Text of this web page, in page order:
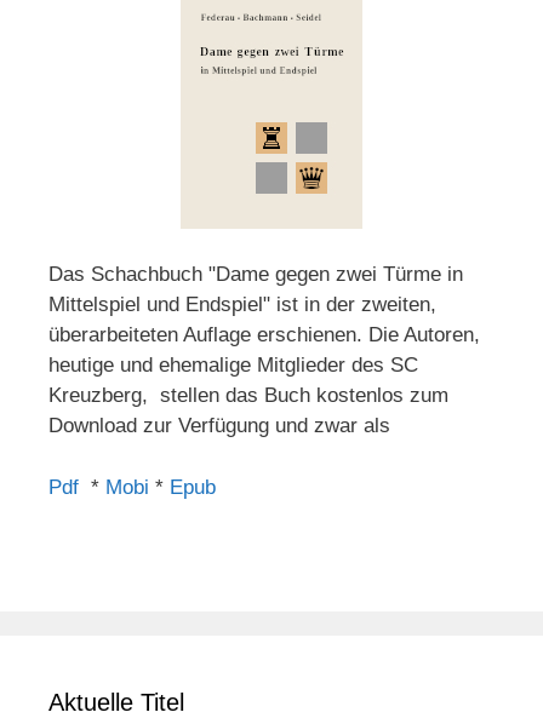
Das Schachbuch "Dame gegen zwei Türme in
Mittelspiel und Endspiel" ist in der zweiten,
überarbeiteten Auflage erschienen. Die Autoren,
heutige und ehemalige Mitglieder des SC
Kreuzberg, stellen das Buch kostenlos zum
Download zur Verfügung und zwar als
Pdf * Mobi * Epub
Aktuelle Titel